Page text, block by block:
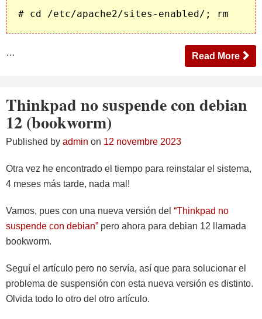
# cd /etc/apache2/sites-enabled/; rm
… Read More
Thinkpad no suspende con debian
12 (bookworm)
Published by admin on 12 novembre 2023
Otra vez he encontrado el tiempo para reinstalar el sistema,
4 meses más tarde, nada mal!
Vamos, pues con una nueva versión del “Thinkpad no
suspende con debian” pero ahora para debian 12 llamada
bookworm.
Seguí el artículo pero no servía, así que para solucionar el
problema de suspensión con esta nueva versión es distinto.
Olvida todo lo otro del otro artículo.